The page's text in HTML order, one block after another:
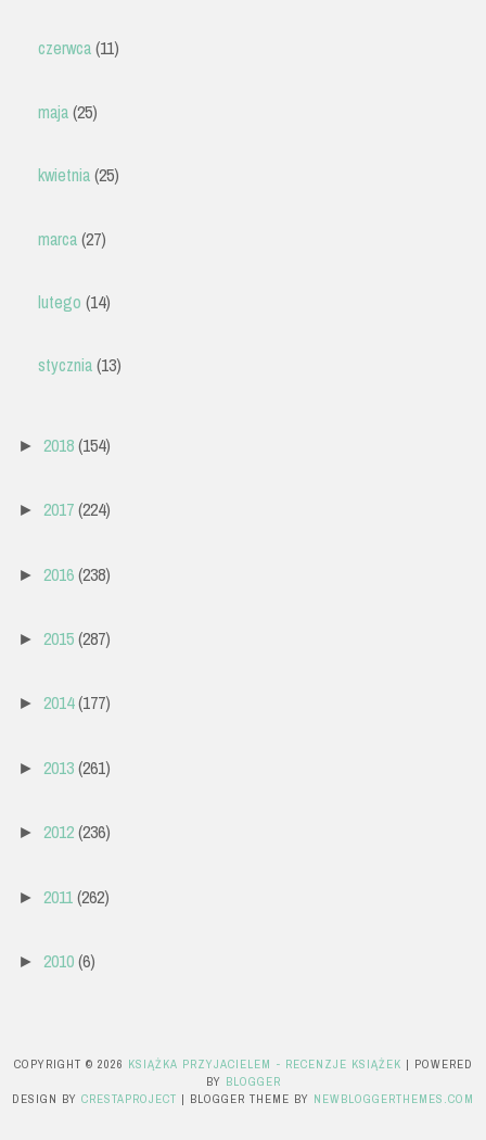
czerwca(11)
maja(25)
kwietnia(25)
marca(27)
lutego (14)
stycznia(13)
► 2018(154)
► 2017(224)
► 2016(238)
► 2015(287)
► 2014(177)
► 2013(261)
► 2012(236)
► 2011(262)
► 2010(6)
COPYRIGHT © 2026 KSIĄŻKA PRZYJACIELEM - RECENZJE KSIĄŻEK | POWERED
BY BLOGGER
DESIGN BY CRESTAPROJECT | BLOGGER THEME BY NEWBLOGGERTHEMES.COM